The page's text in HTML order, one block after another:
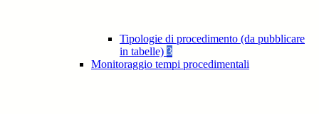
Tipologie di procedimento (da pubblicare
in tabelle) 3
Monitoraggio tempi procedimentali